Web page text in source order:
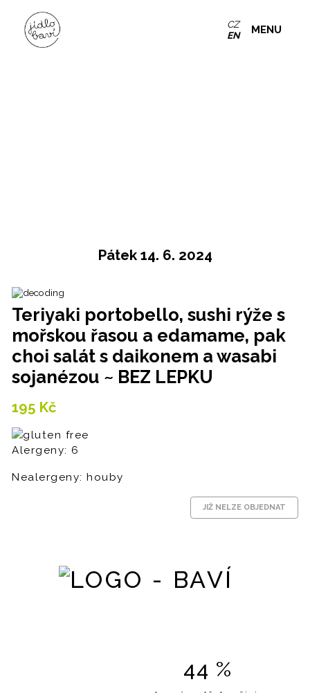
CZ
EN
MENU
Pátek 14. 6. 2024
Teriyaki portobello, sushi rýže s
mořskou řasou a edamame, pak
choi salát s daikonem a wasabi
sojanézou ~ BEZ LEPKU
195 Kč
Alergeny: 6
Nealergeny: houby
JIŽ NELZE OBJEDNAT
44 %